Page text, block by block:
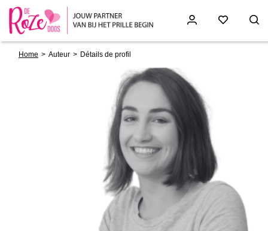
Home Auteur Détails de profil